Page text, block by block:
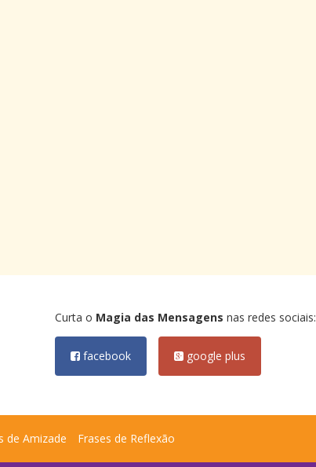
Curta o Magia das Mensagens nas redes sociais:
facebook google plus
de Amizade Frases de Reflexão